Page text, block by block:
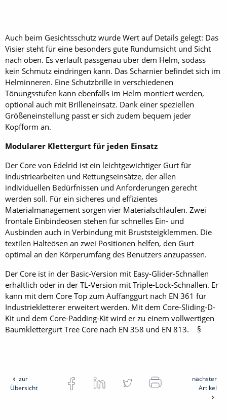
Auch beim Gesichtsschutz wurde Wert auf Details gelegt: Das
Visier steht für ­eine besonders gute Rundumsicht und Sicht
nach oben. Es ­verläuft passgenau über dem Helm, sodass
kein Schmutz eindringen kann. Das Scharnier befindet sich im
Helminneren. Eine Schutzbrille in verschiedenen
Tönungsstufen kann ebenfalls im Helm montiert werden,
optional auch mit Brilleneinsatz. Dank einer speziellen
Größeneinstellung passt er sich zudem bequem jeder
Kopfform an.
Modularer Klettergurt für jeden Einsatz
Der Core von Edelrid ist ein leichtgewichtiger Gurt für
Industriearbeiten und Rettungseinsätze, der allen
individuellen Bedürfnissen und Anforderungen gerecht
werden soll. Für ein sicheres und effizientes
Materialmanagement sorgen vier Materialschlaufen. Zwei
frontale Einbindeösen stehen für schnelles Ein- und
Ausbinden auch in Verbindung mit Bruststeigklemmen. Die
textilen Halteösen an zwei Positionen helfen, den Gurt
optimal an den Körperumfang des Benutzers anzupassen.
Der Core ist in der Basic-Version mit Easy-Glider-Schnallen
erhältlich oder in der TL-Version mit Triple-Lock-Schnallen. Er
kann mit dem Core Top zum Auffanggurt nach EN 361 für
Industriekletterer erweitert werden. Mit dem Core-Sliding-D-
Kit und dem Core-Padding-Kit wird er zu einem vollwertigen
Baumklettergurt Tree Core nach EN 358 und EN 813. §
zur
Übersicht
nächster
Artikel